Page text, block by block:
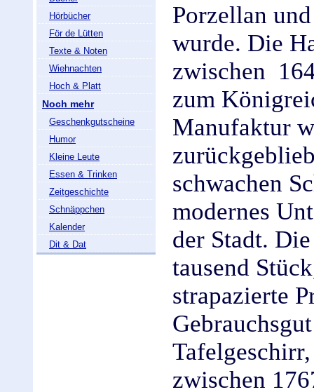
Hörbücher
För de Lütten
Texte & Noten
Wiehnachten
Hoch & Platt
Noch mehr
Geschenkgutscheine
Humor
Kleine Leute
Essen & Trinken
Zeitgeschichte
Schnäppchen
Kalender
Dit & Dat
Porzellan
wurde. Die
zwischen
zum
Manufaktur
schwachen
modernes
der Stadt.
tausend
strapazierte
zwischen